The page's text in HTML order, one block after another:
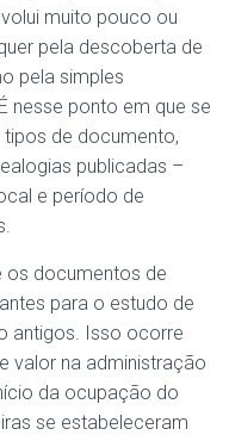
muito pouco ou
pela descoberta de
pela simples
nesse ponto em que se
de documento,
publicadas –
e período de
os documentos de
para o estudo de
antigos. Isso ocorre
valor na administração
da ocupação do
se estabeleceram